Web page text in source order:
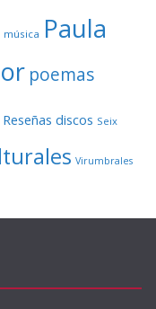
música Paula
poemas
Reseñas discos Seix
Virumbrales